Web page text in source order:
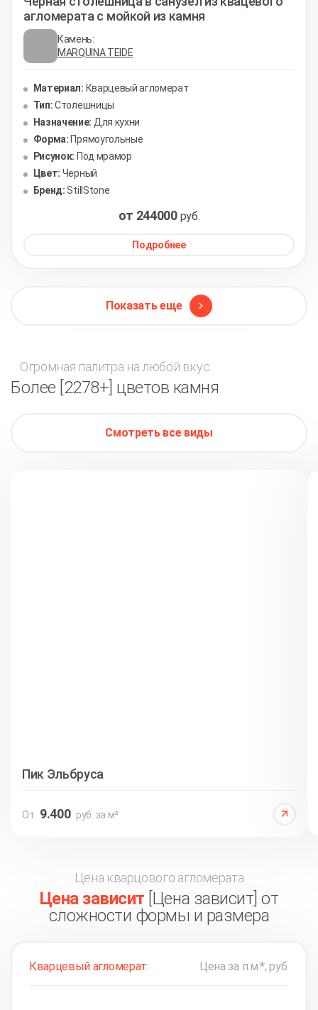
агломерата с мойкой из камня
Камень:
MARQUINA TEIDE
Материал: Кварцевый агломерат
Тип:Столешницы
Назначение: Для кухни
Форма: Прямоугольные
Рисунок: Под мрамор
Цвет: Черный
Бренд: StillStone
от 244000 руб.
Подробнее
Показать еще
Огромная палитра на любой вкус
Более [2278+] цветов камня
Смотреть все виды
Пик Эльбруса
От 9.400 руб. за м²
Цена кварцового агломерата
Цена зависит [Цена зависит] от
сложности формы и размера
Кварцевый агломерат: Цена за п.м.*, руб.